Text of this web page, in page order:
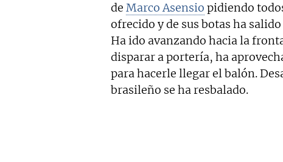
de Marco Asensio pidiendo
ofrecido y de sus botas ha
Ha ido avanzando hacia la
disparar a portería, ha
para hacerle llegar el balón.
brasileño se ha resbalado.